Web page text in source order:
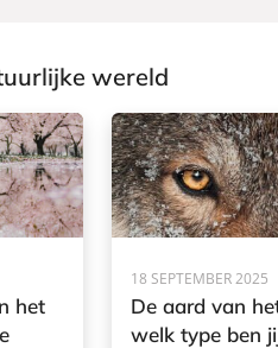
wereld
het
18 SEPTEMBER 2025
De aard van
welk type ben